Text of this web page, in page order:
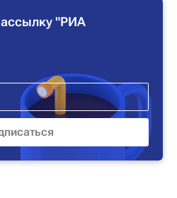
"РИА